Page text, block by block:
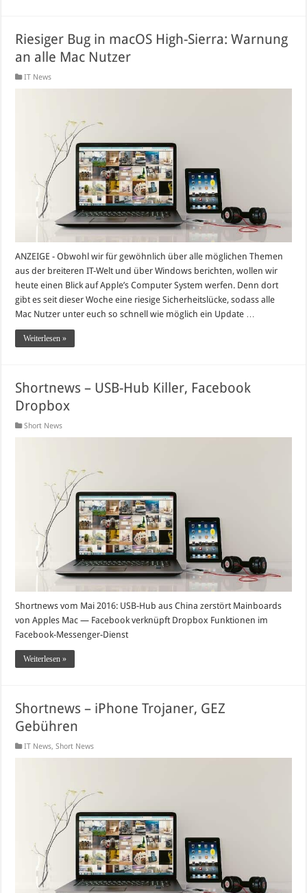
Riesiger Bug in macOS High-Sierra: Warnung
an alle Mac Nutzer
IT News
ANZEIGE - Obwohl wir für gewöhnlich über alle möglichen Themen
aus der breiteren IT-Welt und über Windows berichten, wollen wir
heute einen Blick auf Apple’s Computer System werfen. Denn dort
gibt es seit dieser Woche eine riesige Sicherheitslücke, sodass alle
Mac Nutzer unter euch so schnell wie möglich ein Update …
Weiterlesen »
Shortnews – USB-Hub Killer, Facebook
Dropbox
Short News
Shortnews vom Mai 2016: USB-Hub aus China zerstört Mainboards
von Apples Mac — Facebook verknüpft Dropbox Funktionen im
Facebook-Messenger-Dienst
Weiterlesen »
Shortnews – iPhone Trojaner, GEZ
Gebühren
IT News,Short News